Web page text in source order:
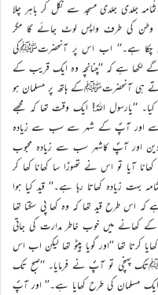
جلدی جلدی مسجد سے نکل کر باہر چلا
وطن کی طرف واپس لوٹ جائے گا مگر
چکا ہے۔‘‘ اب اس پر آنحضرتﷺکی
آگے لکھا ہے کہ ’’چنانچہ وہ ایک قریب کے
آتے ہی آنحضرتﷺکے ہاتھ پر مسلمان ہو
اللہؐ! ایک وقت تھا کہ مجھے
اور آپؐ کے شہر سے سب سے زیادہ
اور آپؐ کاشہر سب سے زیادہ محبوب
آیا تو اس نے تھوڑا سا کھانا کھا کر
بہت زیادہ کھاتا رہا ہے۔‘‘ قید کیا ہوا
اس طرح قید تھا کہ وہ کھا پی سکتا تھا
کے کھانے میں خوب خاطر مدارت کی جاتی
کرتا تھا ’’اور گویا پیٹو تھا لیکن اب اس
پہنچی تو آپؐ نے فرمایا۔ ‘‘صبح تک
مسلمان کی طرح کھایا ہے۔’’ اور آپؐ